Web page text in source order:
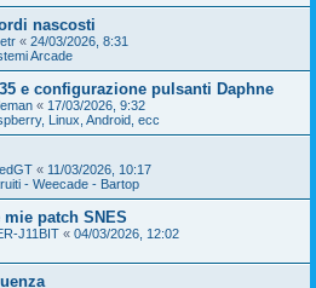
nascosti
« 24/03/2026, 8:31
Arcade
e configurazione pulsanti Daphne
« 17/03/2026, 9:32
Linux, Android, ecc
« 11/03/2026, 10:17
- Weecade - Bartop
patch SNES
J11BIT « 04/03/2026, 12:02